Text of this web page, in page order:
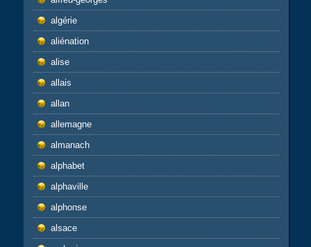
algérie
aliénation
alise
allais
allan
allemagne
almanach
alphabet
alphaville
alphonse
alsace